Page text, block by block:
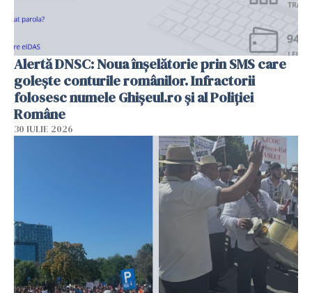
Alertă DNSC: Noua înșelătorie prin SMS care
golește conturile românilor. Infractorii
folosesc numele Ghișeul.ro și al Poliției
Române
30 IULIE 2026